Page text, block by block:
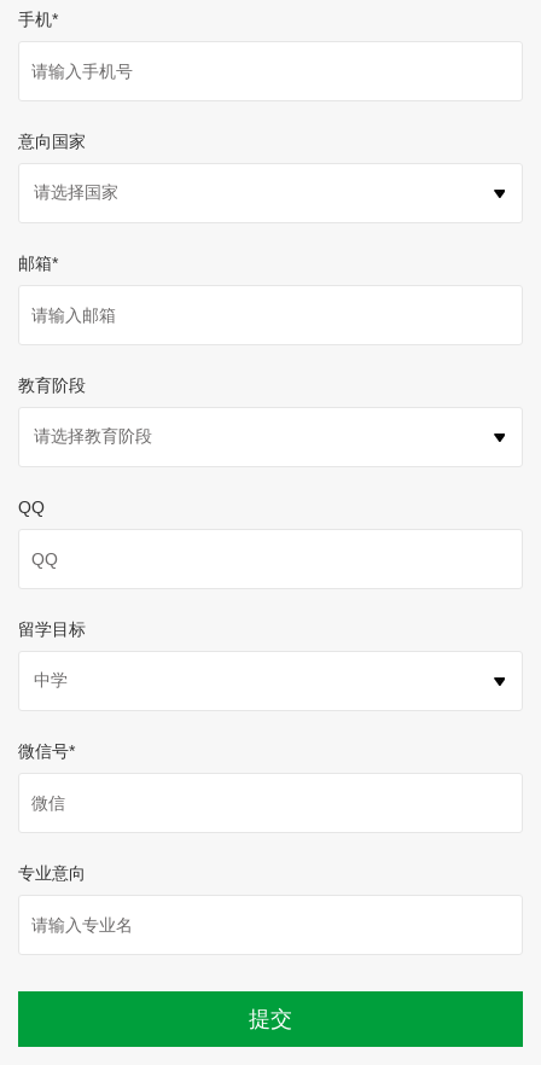
手机*
意向国家
邮箱*
教育阶段
QQ
留学目标
微信号*
专业意向
提交